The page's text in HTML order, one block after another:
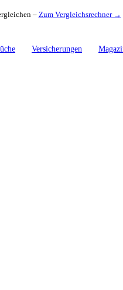
– Zum Vergleichsrechner →
Versicherungen